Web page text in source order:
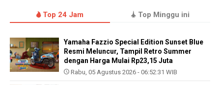
Top 24 Jam Top Minggu ini
Yamaha Fazzio Special Edition Sunset Blue
Resmi Meluncur, Tampil Retro Summer
dengan Harga Mulai Rp23,15 Juta
Rabu, 05 Agustus 2026 - 06:52:31 WIB